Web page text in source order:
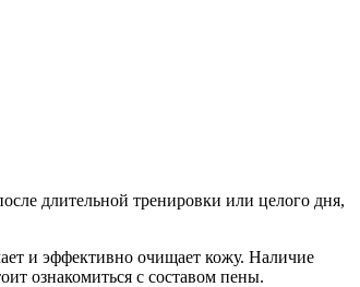
длительной тренировки или целого дня,
и эффективно очищает кожу. Наличие
ознакомиться с составом пены.